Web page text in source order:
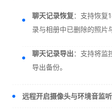
聊天记录恢复：支持恢复
录与相册中已删除的照片
聊天记录导出：支持将监
导出备份。
远程开启摄像头与环境音监听